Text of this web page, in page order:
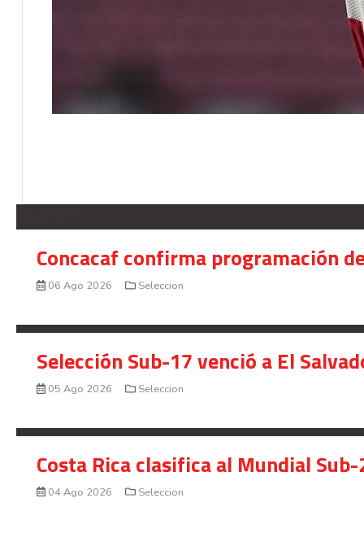
Concacaf confirma programación
06 Ago 2026 Seleccion
Selección Sub-17 venció a El
05 Ago 2026 Seleccion
Costa Rica clasifica al Mundial
04 Ago 2026 Seleccion